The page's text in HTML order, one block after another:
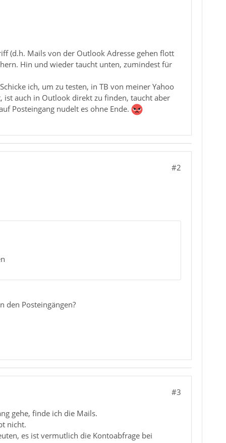
(d.h. Mails von der Outlook Adresse gehen flott
Hin und wieder taucht unten, zumindest für
ich, um zu testen, in TB von meiner Yahoo
ist auch in Outlook direkt zu finden, taucht aber
Posteingang nudelt es ohne Ende.
#2
den Posteingängen?
#3
gehe, finde ich die Mails.
nicht.
es ist vermutlich die Kontoabfrage bei